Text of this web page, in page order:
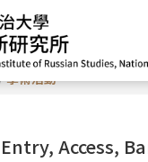
學術活動
Entry, Access,